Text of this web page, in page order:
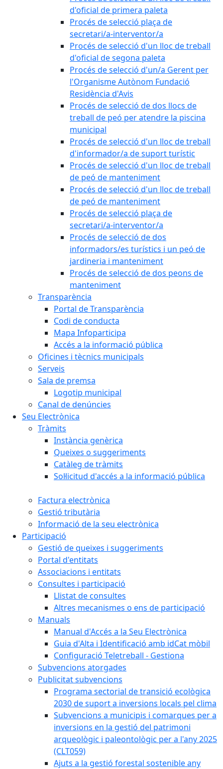
d'oficial de primera paleta
Procés de selecció plaça de
secretari/a-interventor/a
Procés de selecció d'un lloc de treball
d'oficial de segona paleta
Procés de selecció d'un/a Gerent per
l'Organisme Autònom Fundació
Residència d'Avis
Procés de selecció de dos llocs de
treball de peó per atendre la piscina
municipal
Procés de selecció d'un lloc de treball
d'informador/a de suport turístic
Procés de selecció d'un lloc de treball
de peó de manteniment
Procés de selecció d'un lloc de treball
de peó de manteniment
Procés de selecció plaça de
secretari/a-interventor/a
Procés de selecció de dos
informadors/es turístics i un peó de
jardineria i manteniment
Procés de selecció de dos peons de
manteniment
Transparència
Portal de Transparència
Codi de conducta
Mapa Infoparticipa
Accés a la informació pública
Oficines i tècnics municipals
Serveis
Sala de premsa
Logotip municipal
Canal de denúncies
Seu Electrònica
Tràmits
Instància genèrica
Queixes o suggeriments
Catàleg de tràmits
Sol·licitud d'accés a la informació pública
Factura electrònica
Gestió tributària
Informació de la seu electrònica
Participació
Gestió de queixes i suggeriments
Portal d'entitats
Associacions i entitats
Consultes i participació
Llistat de consultes
Altres mecanismes o ens de participació
Manuals
Manual d'Accés a la Seu Electrònica
Guia d'Alta i Identificació amb idCat mòbil
Configuració Teletreball - Gestiona
Subvencions atorgades
Publicitat subvencions
Programa sectorial de transició ecològica
2030 de suport a inversions locals pel clima
Subvencions a municipis i comarques per a
inversions en la gestió del patrimoni
arqueològic i paleontològic per a l'any 2025
(CLT059)
Ajuts a la gestió forestal sostenible any